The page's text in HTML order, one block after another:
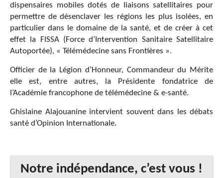
dispensaires mobiles dotés de liaisons satellitaires pour
permettre de désenclaver les régions les plus isolées, en
particulier dans le domaine de la santé, et de créer à cet
effet la FISSA (Force d’Intervention Sanitaire Satellitaire
Autoportée), « Télémédecine sans Frontières ».
Officier de la Légion d’Honneur, Commandeur du Mérite
elle est, entre autres, la Présidente fondatrice de
l’Académie francophone de télémédecine & e-santé.
Ghislaine Alajouanine intervient souvent dans les débats
santé d’Opinion Internationale.
Notre indépendance, c’est vous !